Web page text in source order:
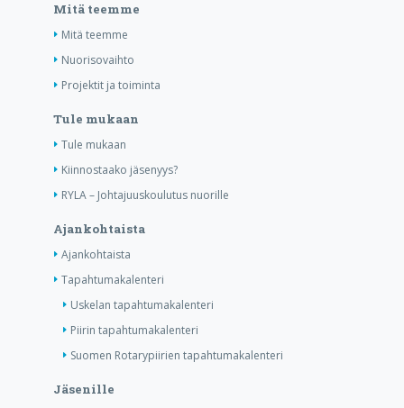
Mitä teemme
Mitä teemme
Nuorisovaihto
Projektit ja toiminta
Tule mukaan
Tule mukaan
Kiinnostaako jäsenyys?
RYLA – Johtajuuskoulutus nuorille
Ajankohtaista
Ajankohtaista
Tapahtumakalenteri
Uskelan tapahtumakalenteri
Piirin tapahtumakalenteri
Suomen Rotarypiirien tapahtumakalenteri
Jäsenille